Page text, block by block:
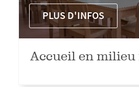
PLUS D'INFOS
Accueil en